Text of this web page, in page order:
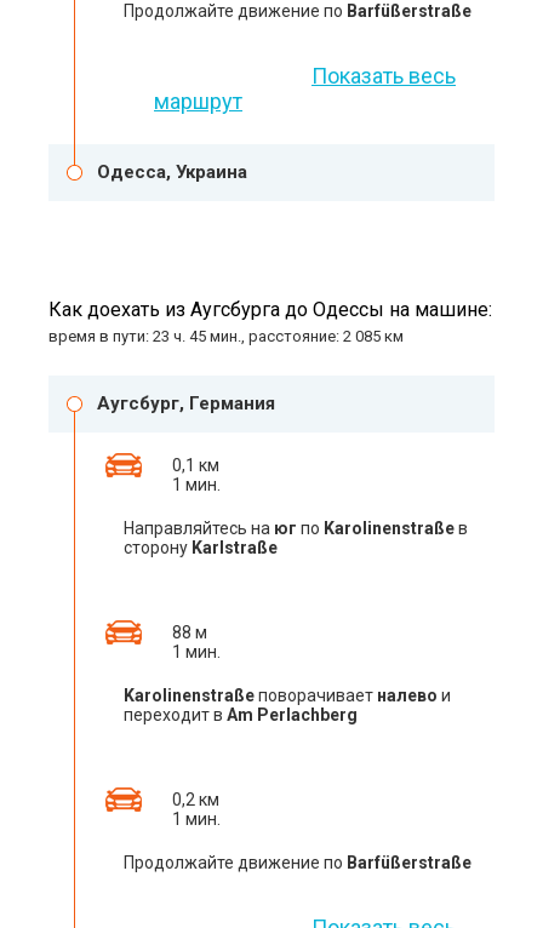
Продолжайте движение по Barfüßerstraße
Показать весь
маршрут
Одесса, Украина
Как доехать из Аугсбурга до Одессы на машине:
время в пути: 23 ч. 45 мин., расстояние: 2 085 км
Аугсбург, Германия
0,1 км
1 мин.
Направляйтесь на юг по Karolinenstraßeв
сторону Karlstraße
88 м
1 мин.
Karolinenstraßeповорачивает налево и
переходит в Am Perlachberg
0,2 км
1 мин.
Продолжайте движение по Barfüßerstraße